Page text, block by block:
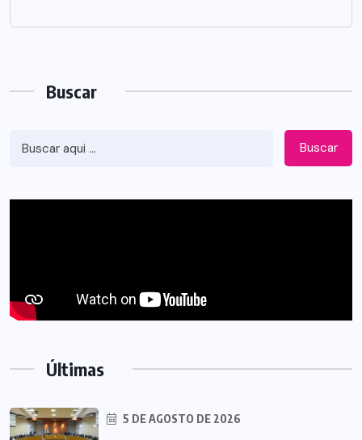
Buscar
Buscar
Últimas
5 DE AGOSTO DE 2026